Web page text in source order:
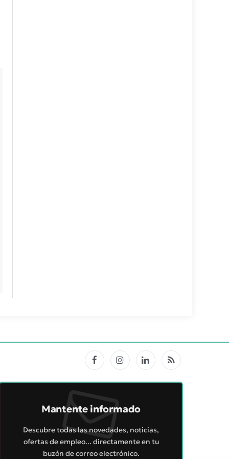
FacebookInstagramLinkedInRSS
Mantente informado
Descubre todas las novedades, noticias,
ofertas de empleo... directamente en tu
buzón de correo electrónico.